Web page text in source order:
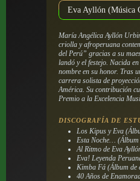
Eva Ayllón (Música
María Angélica Ayllón
criolla y afroperuana
del Perú” gracias a su
landó y el festejo. Nacida
nombre en su honor. Tras
carrera solista de
América. Su contribución
Premio a la Excelencia
DISCOGRAFÍA DE
Los Kipus y Eva
Esta Noche… (Álbum
Al Ritmo de Eva
Eva! Leyenda
Kimba Fá (Álbum de
40 Años de